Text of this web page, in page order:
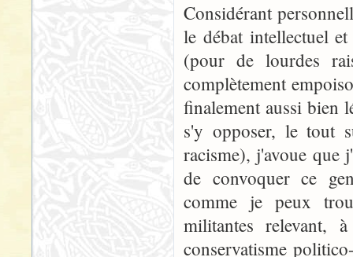
Considérant
le débat intellectuel
(pour de lourdes
complètement
finalement aussi bien
s'y opposer, le tout
racisme), j'avoue que
de convoquer ce
comme je peux
militantes relevant,
conservatisme